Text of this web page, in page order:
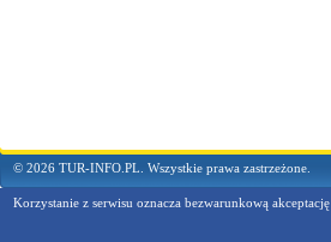
© 2026 TUR-INFO.PL. Wszystkie prawa zastrzeżone.
Korzystanie z serwisu oznacza bezwarunkową akceptację